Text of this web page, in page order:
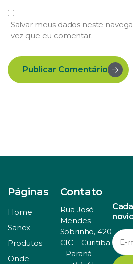
Salvar meus dados neste
vez que eu comentar.
Publicar Comentário
Páginas
Home
Sanex
Produtos
Onde
Contato
Rua José
Mendes
Sobrinho, 420
CIC – Curitiba
– Paraná